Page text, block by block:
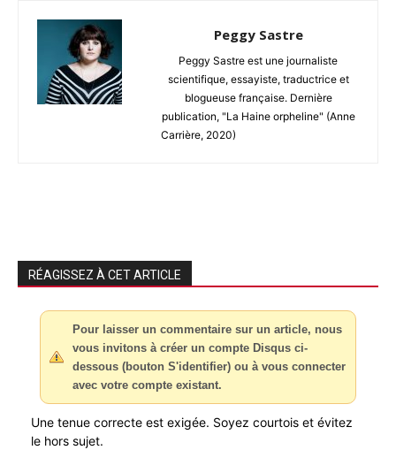
Peggy Sastre
Peggy Sastre est une journaliste
scientifique, essayiste, traductrice et
blogueuse française. Dernière
publication, "La Haine orpheline" (Anne
Carrière, 2020)
RÉAGISSEZ À CET ARTICLE
Pour laisser un commentaire sur un article, nous
vous invitons à créer un compte Disqus ci-
dessous (bouton S'identifier) ou à vous connecter
avec votre compte existant.
Une tenue correcte est exigée. Soyez courtois et évitez
le hors sujet.